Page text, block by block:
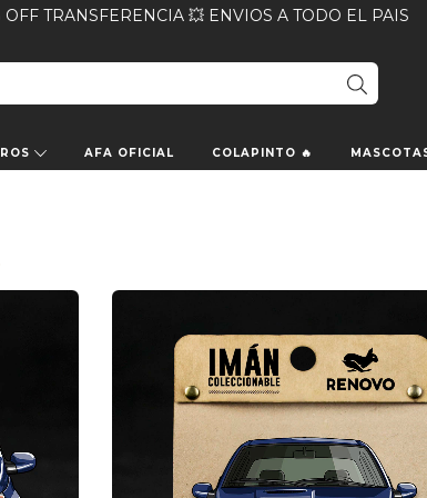
OFF TRANSFERENCIA 💥 ENVIOS A TODO EL PAIS
AFA OFICIAL COLAPINTO 🔥